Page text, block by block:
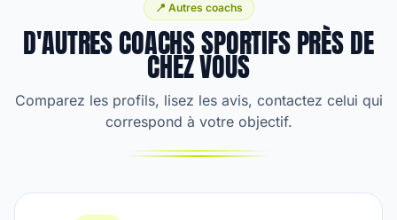
📍 Autres coachs
D'AUTRES COACHS SPORTIFS PRÈS DE
CHEZ VOUS
Comparez les profils, lisez les avis, contactez celui qui
correspond à votre objectif.